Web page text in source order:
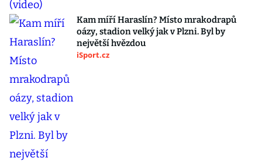
Kam míří Haraslín? Místo mrakodrapů
oázy, stadion velký jak v Plzni. Byl by
největší hvězdou
iSport.cz